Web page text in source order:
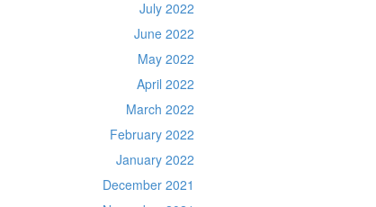
July 2022
June 2022
May 2022
April 2022
March 2022
February 2022
January 2022
December 2021